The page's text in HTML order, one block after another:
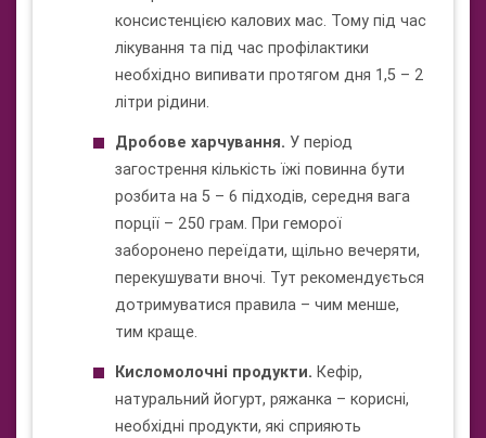
консистенцією калових мас. Тому під час
лікування та під час профілактики
необхідно випивати протягом дня 1,5 – 2
літри рідини.
Дробове харчування. У період
загострення кількість їжі повинна бути
розбита на 5 – 6 підходів, середня вага
порції – 250 грам. При геморої
заборонено переїдати, щільно вечеряти,
перекушувати вночі. Тут рекомендується
дотримуватися правила – чим менше,
тим краще.
Кисломолочні продукти. Кефір,
натуральний йогурт, ряжанка – корисні,
необхідні продукти, які сприяють